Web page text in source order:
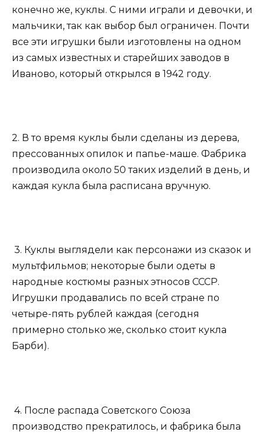
конечно же, куклы. С ними играли и девочки, и
мальчики, так как выбор был ограничен. Почти
все эти игрушки были изготовлены на одном
из самых известных и старейших заводов в
Иваново, который открылся в 1942 году.
2. В то время куклы были сделаны из дерева,
прессованных опилок и папье-маше. Фабрика
производила около 50 таких изделий в день, и
каждая кукла была расписана вручную.
3. Куклы выглядели как персонажи из сказок и
мультфильмов; некоторые были одеты в
народные костюмы разных этносов СССР.
Игрушки продавались по всей стране по
четыре-пять рублей каждая (сегодня
примерно столько же, сколько стоит кукла
Барби).
4. После распада Советского Союза
производство прекратилось, и фабрика была